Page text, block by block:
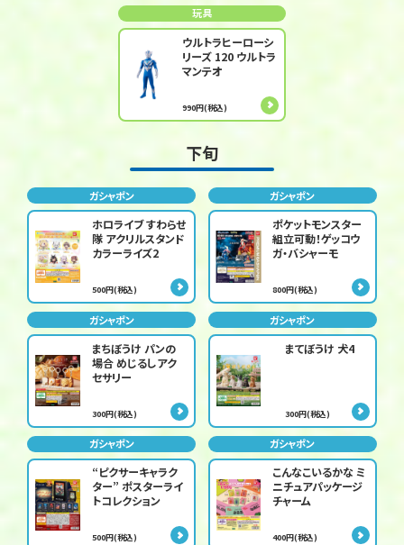
玩具
ウルトラヒーローシ
リーズ 120 ウルトラ
マンテオ
990円(税込)
下旬
ガシャポン
ホロライブ すわらせ
隊 アクリルスタンド
カラーライズ2
500円(税込)
ガシャポン
ポケットモンスター
組立可動！ゲッコウ
ガ・バシャーモ
800円(税込)
ガシャポン
まちぼうけ パンの
場合 めじるしアク
セサリー
300円(税込)
ガシャポン
まてぼうけ 犬4
300円(税込)
ガシャポン
“ピクサーキャラク
ター” ポスターライ
トコレクション
500円(税込)
ガシャポン
こんなこいるかな ミ
ニチュアパッケージ
チャーム
400円(税込)